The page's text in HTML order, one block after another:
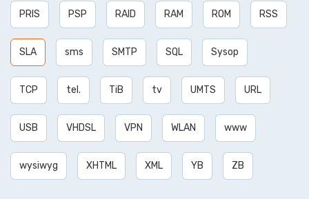
PRIS PSP RAID RAM ROM RSS
SLA sms SMTP SQL Sysop
TCP tel. TiB tv UMTS URL
USB VHDSL VPN WLAN www
wysiwyg XHTML XML YB ZB